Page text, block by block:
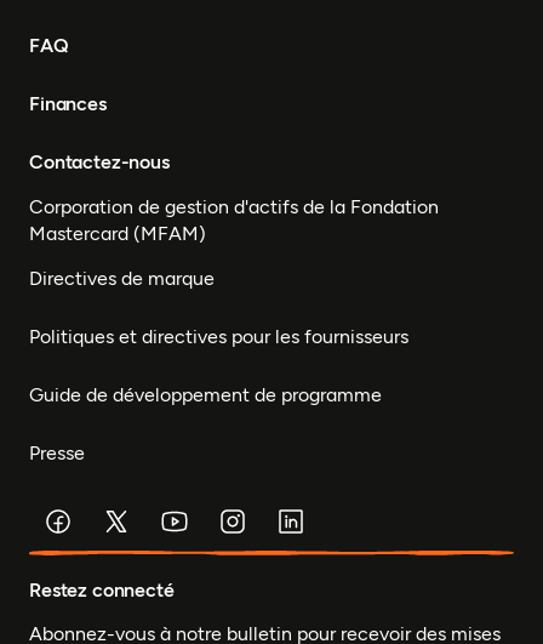
FAQ
Finances
Contactez-nous
Corporation de gestion d'actifs de la Fondation
Mastercard (MFAM)
Directives de marque
Politiques et directives pour les fournisseurs
Guide de développement de programme
Presse
Restez connecté
Abonnez-vous à notre bulletin pour recevoir des mises